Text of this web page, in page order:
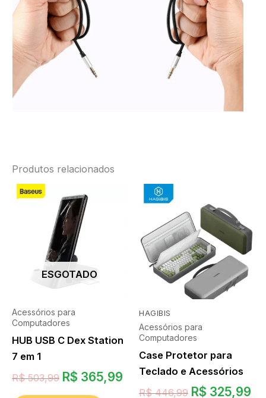
Produtos relacionados
ESGOTADO
Acessórios para
Computadores
HUB USB C Dex Station
7 em 1
R$503,99 R$ 365,99
HAGIBIS
Acessórios para
Computadores
Case Protetor para
Teclado e Acessórios
R$446,99 R$ 325,99